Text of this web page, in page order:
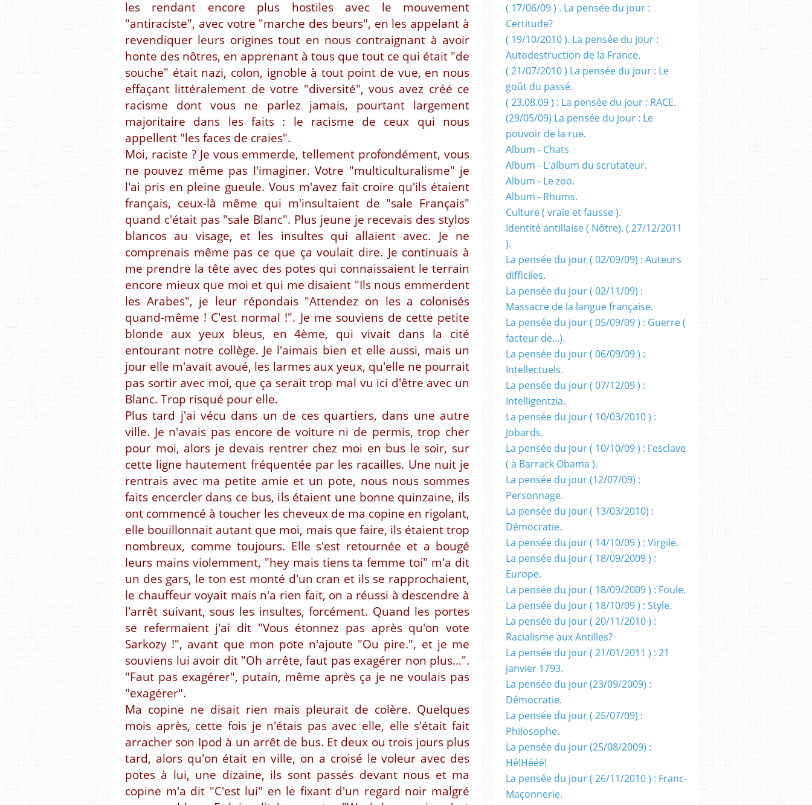
les rendant encore plus hostiles avec le mouvement
"antiraciste", avec votre "marche des beurs", en les appelant à
revendiquer leurs origines tout en nous contraignant à avoir
honte des nôtres, en apprenant à tous que tout ce qui était "de
souche" était nazi, colon, ignoble à tout point de vue, en nous
effaçant littéralement de votre "diversité", vous avez créé ce
racisme dont vous ne parlez jamais, pourtant largement
majoritaire dans les faits : le racisme de ceux qui nous
appellent "les faces de craies".
Moi, raciste ? Je vous emmerde, tellement profondément, vous
ne pouvez même pas l'imaginer. Votre "multiculturalisme" je
l'ai pris en pleine gueule. Vous m'avez fait croire qu'ils étaient
français, ceux-là même qui m'insultaient de "sale Français"
quand c'était pas "sale Blanc". Plus jeune je recevais des stylos
blancos au visage, et les insultes qui allaient avec. Je ne
comprenais même pas ce que ça voulait dire. Je continuais à
me prendre la tête avec des potes qui connaissaient le terrain
encore mieux que moi et qui me disaient "Ils nous emmerdent
les Arabes", je leur répondais "Attendez on les a colonisés
quand-même ! C'est normal !". Je me souviens de cette petite
blonde aux yeux bleus, en 4ème, qui vivait dans la cité
entourant notre collège. Je l'aimais bien et elle aussi, mais un
jour elle m'avait avoué, les larmes aux yeux, qu'elle ne pourrait
pas sortir avec moi, que ça serait trop mal vu ici d'être avec un
Blanc. Trop risqué pour elle.
Plus tard j'ai vécu dans un de ces quartiers, dans une autre
ville. Je n'avais pas encore de voiture ni de permis, trop cher
pour moi, alors je devais rentrer chez moi en bus le soir, sur
cette ligne hautement fréquentée par les racailles. Une nuit je
rentrais avec ma petite amie et un pote, nous nous sommes
faits encercler dans ce bus, ils étaient une bonne quinzaine, ils
ont commencé à toucher les cheveux de ma copine en rigolant,
elle bouillonnait autant que moi, mais que faire, ils étaient trop
nombreux, comme toujours. Elle s'est retournée et a bougé
leurs mains violemment, "hey mais tiens ta femme toi" m'a dit
un des gars, le ton est monté d'un cran et ils se rapprochaient,
le chauffeur voyait mais n'a rien fait, on a réussi à descendre à
l'arrêt suivant, sous les insultes, forcément. Quand les portes
se refermaient j'ai dit "Vous étonnez pas après qu'on vote
Sarkozy !", avant que mon pote n'ajoute "Ou pire.", et je me
souviens lui avoir dit "Oh arrête, faut pas exagérer non plus...".
"Faut pas exagérer", putain, même après ça je ne voulais pas
"exagérer".
Ma copine ne disait rien mais pleurait de colère. Quelques
mois après, cette fois je n'étais pas avec elle, elle s'était fait
arracher son Ipod à un arrêt de bus. Et deux ou trois jours plus
tard, alors qu'on était en ville, on a croisé le voleur avec des
potes à lui, une dizaine, ils sont passés devant nous et ma
copine m'a dit "C'est lui" en le fixant d'un regard noir malgré
( 17/06/09 ) . La pensée du jour :
Certitude?
( 19/10/2010 ). La pensée du jour :
Autodestruction de la France.
( 21/07/2010 ) La pensée du jour : Le
goût du passé.
( 23.08.09 ) : La pensée du jour : RACE.
(29/05/09) La pensée du jour : Le
pouvoir de la rue.
Album - Chats
Album - L'album du scrutateur.
Album - Le zoo.
Album - Rhums.
Culture ( vraie et fausse ).
Identité antillaise ( Nôtre). ( 27/12/2011
).
La pensée du jour ( 02/09/09) : Auteurs
difficiles.
La pensée du jour ( 02/11/09) :
Massacre de la langue française.
La pensée du jour ( 05/09/09 ) : Guerre (
facteur de...).
La pensée du jour ( 06/09/09 ) :
Intellectuels.
La pensée du jour ( 07/12/09 ) :
Intelligentzia.
La pensée du jour ( 10/03/2010 ) :
Jobards.
La pensée du jour ( 10/10/09 ) : l'esclave
( à Barrack Obama ).
La pensée du jour (12/07/09) :
Personnage.
La pensée du jour ( 13/03/2010) :
Démocratie.
La pensée du jour ( 14/10/09 ) : Virgile.
La pensée du jour ( 18/09/2009 ) :
Europe.
La pensée du jour ( 18/09/2009 ) : Foule.
La pensée du Jour ( 18/10/09 ) : Style.
La pensée du jour ( 20/11/2010 ) :
Racialisme aux Antilles?
La pensée du jour ( 21/01/2011 ) : 21
janvier 1793.
La pensée du jour (23/09/2009) :
Démocratie.
La pensée du jour ( 25/07/09) :
Philosophe.
La pensée du jour (25/08/2009) :
Hé!Hééé!
La pensée du jour ( 26/11/2010 ) : Franc-
Maçonnerie.